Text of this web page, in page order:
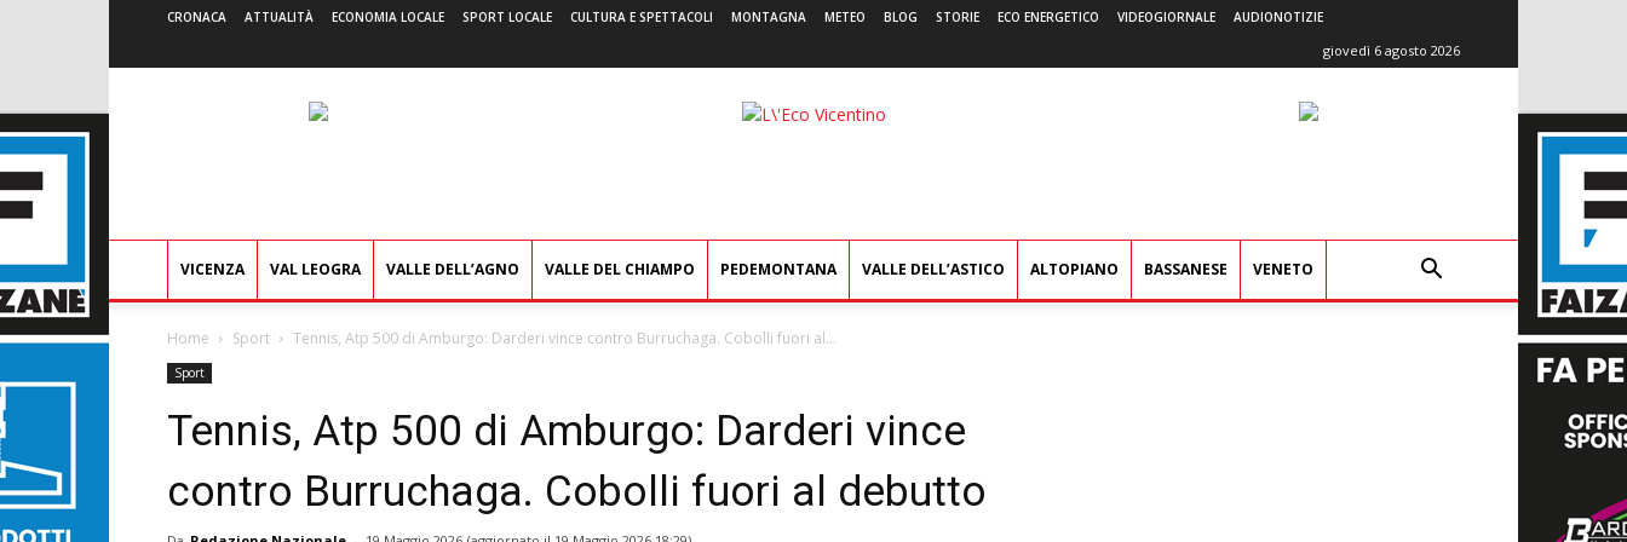
CRONACA ATTUALITÀ ECONOMIA LOCALE SPORT LOCALE CULTURA E SPETTACOLI MONTAGNA METEO BLOG STORIE ECO ENERGETICO VIDEOGIORNALE AUDIONOTIZIE
giovedì 6 agosto 2026
L'Eco
VICENZA VAL LEOGRA VALLE DELL’AGNO VALLE DEL CHIAMPO PEDEMONTANA VALLE DELL’ASTICO ALTOPIANO BASSANESE VENETO
Home Sport Tennis, Atp 500 di Amburgo: Darderi vince contro Burruchaga. Cobolli fuori al...
Sport
Tennis, Atp 500 di Amburgo: Darderi vince
contro Burruchaga. Cobolli fuori al debutto